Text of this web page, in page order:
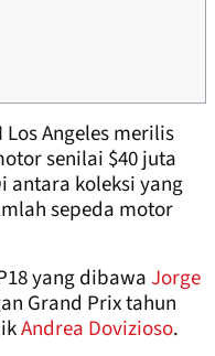
Angeles merilis
senilai $40 juta
antara koleksi yang
sepeda motor
yang dibawaJorge
Grand Prix tahun
Andrea Dovizioso.